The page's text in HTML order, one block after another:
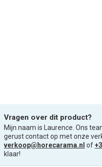
Vragen over dit product?
Mijn naam is Laurence. Ons
gerust contact op met onze
verkoop@horecarama.nl of
klaar!